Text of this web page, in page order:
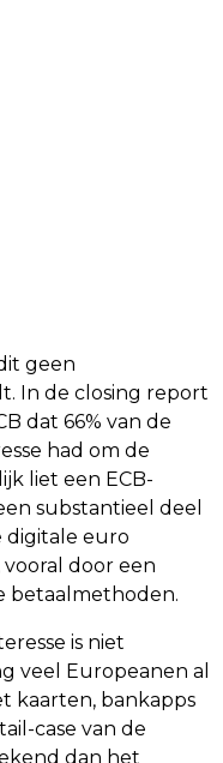
geen
In de closing report
dat 66% van de
had om de
liet een ECB-
substantieel deel
digitale euro
door een
betaalmethoden.
is niet
veel Europeanen al
kaarten, bankapps
case van de
dan het